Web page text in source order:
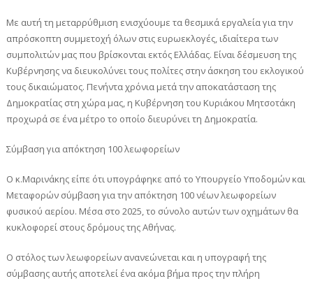
Με αυτή τη μεταρρύθμιση ενισχύουμε τα θεσμικά εργαλεία για την
απρόσκοπτη συμμετοχή όλων στις ευρωεκλογές, ιδιαίτερα των
συμπολιτών μας που βρίσκονται εκτός Ελλάδας. Είναι δέσμευση της
Κυβέρνησης να διευκολύνει τους πολίτες στην άσκηση του εκλογικού
τους δικαιώματος. Πενήντα χρόνια μετά την αποκατάσταση της
Δημοκρατίας στη χώρα μας, η Κυβέρνηση του Κυριάκου Μητσοτάκη
προχωρά σε ένα μέτρο το οποίο διευρύνει τη Δημοκρατία.
Σύμβαση για απόκτηση 100 λεωφορείων
Ο κ.Μαρινάκης είπε ότι υπογράφηκε από το Υπουργείο Υποδομών και
Μεταφορών σύμβαση για την απόκτηση 100 νέων λεωφορείων
φυσικού αερίου. Μέσα στο 2025, το σύνολο αυτών των οχημάτων θα
κυκλοφορεί στους δρόμους της Αθήνας.
Ο στόλος των λεωφορείων ανανεώνεται και η υπογραφή της
σύμβασης αυτής αποτελεί ένα ακόμα βήμα προς την πλήρη